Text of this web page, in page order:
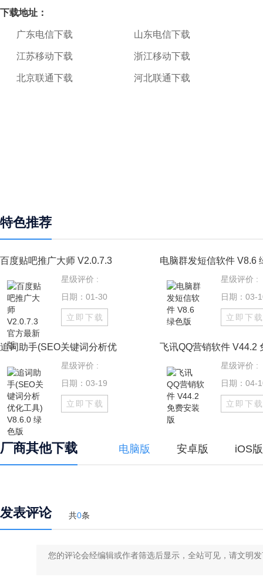
下载地址：
广东电信下载 山东电信下载
江苏移动下载 浙江移动下载
北京联通下载 河北联通下载
特色推荐
百度贴吧推广大师 V2.0.7.3
星级评价 :
日期：01-30
立即下载
电脑群发短信软件 V8.6
星级评价 :
日期：03-
立即下载
追词助手(SEO关键词分析优
星级评价 :
日期：03-19
立即下载
飞讯QQ营销软件 V44.2
星级评价 :
日期：04-
立即下载
厂商其他下载 电脑版 安卓版 iOS版
发表评论 共0条